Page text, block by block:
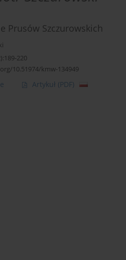
Prusów Szczurowskich
220
10.51974/kmw-134949
Artykuł (PDF)